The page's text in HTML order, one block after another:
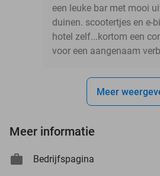
een leuke bar met mooi
duinen. scootertjes en e-
hotel zelf...kortom een
voor een aangenaam
Meer
Meer informatie
Bedrijfspagina